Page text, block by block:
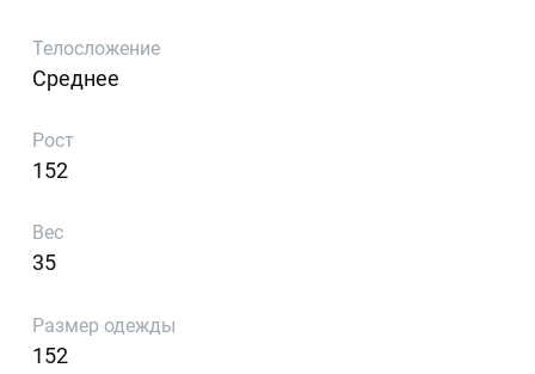
Телосложение
Среднее
Рост
152
Вес
35
Размер одежды
152